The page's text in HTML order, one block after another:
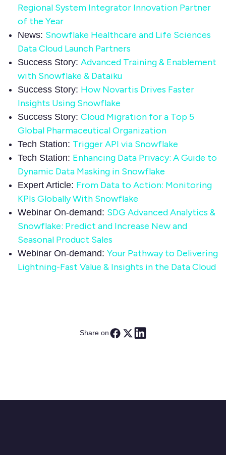
Regional System Integrator Innovation Partner
of the Year
News: Snowflake Healthcare and Life Sciences
Data Cloud Launch Partners
Success Story: Advanced Training & Enablement
with Snowflake & Dataiku
Success Story: How Novartis Drives Faster
Insights Using Snowflake
Success Story: Cloud Migration for a Top 5
Global Pharmaceutical Organization
Tech Station: Trigger API via Snowflake
Tech Station: Enhancing Data Privacy: A Guide to
Dynamic Data Masking in Snowflake
Expert Article: From Data to Action: Monitoring
KPIs Globally With Snowflake
Webinar On-demand: SDG Advanced Analytics &
Snowflake: Predict and Increase New and
Seasonal Product Sales
Webinar On-demand: Your Pathway to Delivering
Lightning-Fast Value & Insights in the Data Cloud
Share on